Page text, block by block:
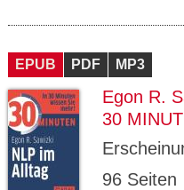
EPUB PDF MP3
Egon R.
30
96 Seiten